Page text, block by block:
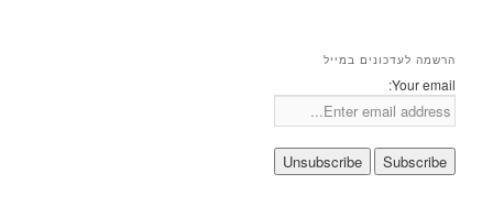
הרשמה לעדכונים במייל
Your email: